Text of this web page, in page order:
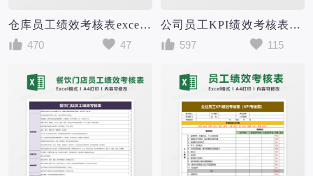
仓库员工绩效考核表excel模板
470
47
公司员工KPI绩效考核表excel模板
597
115